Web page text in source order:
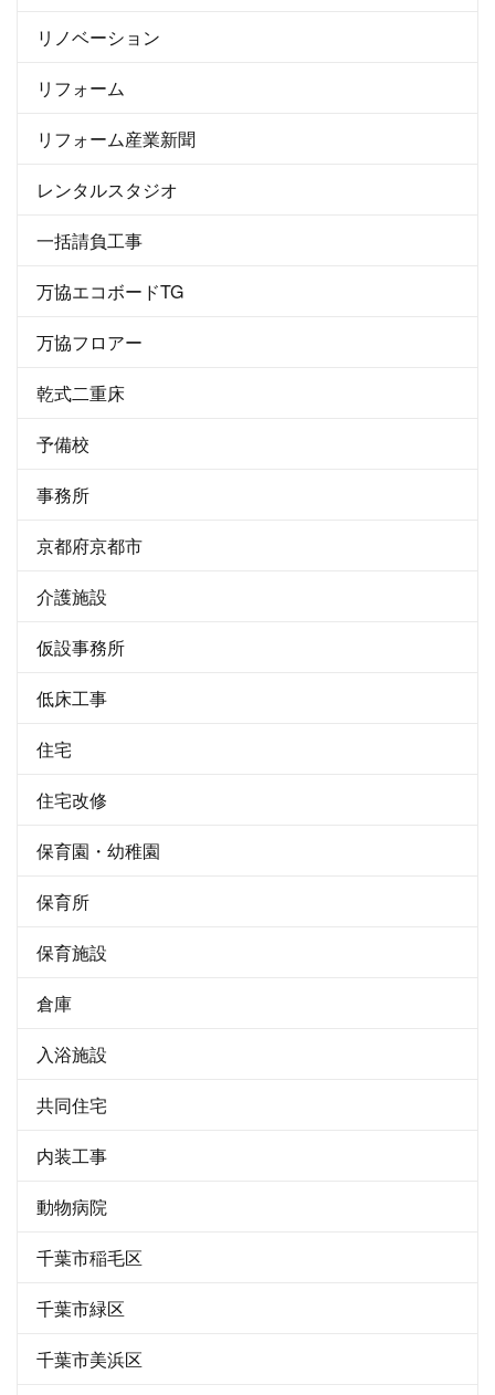
リノベーション
リフォーム
リフォーム産業新聞
レンタルスタジオ
一括請負工事
万協エコボードTG
万協フロアー
乾式二重床
予備校
事務所
京都府京都市
介護施設
仮設事務所
低床工事
住宅
住宅改修
保育園・幼稚園
保育所
保育施設
倉庫
入浴施設
共同住宅
内装工事
動物病院
千葉市稲毛区
千葉市緑区
千葉市美浜区